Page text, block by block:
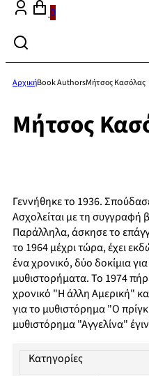
0
ΑρχικήBook AuthorsΜήτσος Κασόλας
Μήτσος
Γεννήθηκε το 1936.
Ασχολείται με τη συγγραφή
Παράλληλα, άσκησε το
το 1964 μέχρι τώρα, έχει
ένα χρονικό, δύο δοκίμια
μυθιστορήματα. Το 1974
χρονικό "Η άλλη Αμερική"
για το μυθιστόρημα "Ο
μυθιστόρημα "Αγγελίνα"
Κατηγορίες